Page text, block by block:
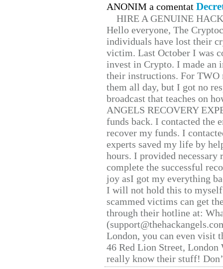
ANONIM a comentat
HIRE A GENUINE
Hello everyone, The
individuals have lost their
victim. Last October I was
invest in Crypto. I made
their instructions. For TWO
them all day, but I got no
broadcast that teaches on
ANGELS RECOVERY
funds back. I contacted the
recover my funds. I
experts saved my life by
hours. I provided
complete the successful
joy asI got my everything
I will not hold this to
scammed victims can get
through their hotline at:
London, you can even visit
46 Red Lion Street, London
really know their stuff!